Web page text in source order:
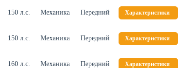
150 л.с. Механика Передний Характеристики
150 л.с. Механика Передний Характеристики
160 л.с. Механика Передний Характеристики